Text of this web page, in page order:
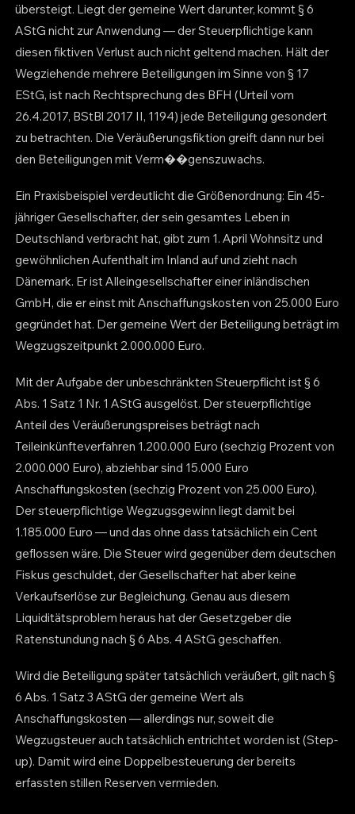
übersteigt. Liegt der gemeine Wert darunter, kommt § 6
AStG nicht zur Anwendung — der Steuerpflichtige kann
diesen fiktiven Verlust auch nicht geltend machen. Hält der
Wegziehende mehrere Beteiligungen im Sinne von § 17
EStG, ist nach Rechtsprechung des BFH (Urteil vom
26.4.2017, BStBl 2017 II, 1194) jede Beteiligung gesondert
zu betrachten. Die Veräußerungsfiktion greift dann nur bei
den Beteiligungen mit Verm��genszuwachs.
Ein Praxisbeispiel verdeutlicht die Größenordnung: Ein 45-
jähriger Gesellschafter, der sein gesamtes Leben in
Deutschland verbracht hat, gibt zum 1. April Wohnsitz und
gewöhnlichen Aufenthalt im Inland auf und zieht nach
Dänemark. Er ist Alleingesellschafter einer inländischen
GmbH, die er einst mit Anschaffungskosten von 25.000 Euro
gegründet hat. Der gemeine Wert der Beteiligung beträgt im
Wegzugszeitpunkt 2.000.000 Euro.
Mit der Aufgabe der unbeschränkten Steuerpflicht ist § 6
Abs. 1 Satz 1 Nr. 1 AStG ausgelöst. Der steuerpflichtige
Anteil des Veräußerungspreises beträgt nach
Teileinkünfteverfahren 1.200.000 Euro (sechzig Prozent von
2.000.000 Euro), abziehbar sind 15.000 Euro
Anschaffungskosten (sechzig Prozent von 25.000 Euro).
Der steuerpflichtige Wegzugsgewinn liegt damit bei
1.185.000 Euro — und das ohne dass tatsächlich ein Cent
geflossen wäre. Die Steuer wird gegenüber dem deutschen
Fiskus geschuldet, der Gesellschafter hat aber keine
Verkaufserlöse zur Begleichung. Genau aus diesem
Liquiditätsproblem heraus hat der Gesetzgeber die
Ratenstundung nach § 6 Abs. 4 AStG geschaffen.
Wird die Beteiligung später tatsächlich veräußert, gilt nach §
6 Abs. 1 Satz 3 AStG der gemeine Wert als
Anschaffungskosten — allerdings nur, soweit die
Wegzugsteuer auch tatsächlich entrichtet worden ist (Step-
up). Damit wird eine Doppelbesteuerung der bereits
erfassten stillen Reserven vermieden.